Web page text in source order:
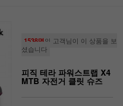
1538명의 고객님이 이 상품을 보
셨습니다
피직 테라 파워스트랩 X4
MTB 자전거 클릿 슈즈